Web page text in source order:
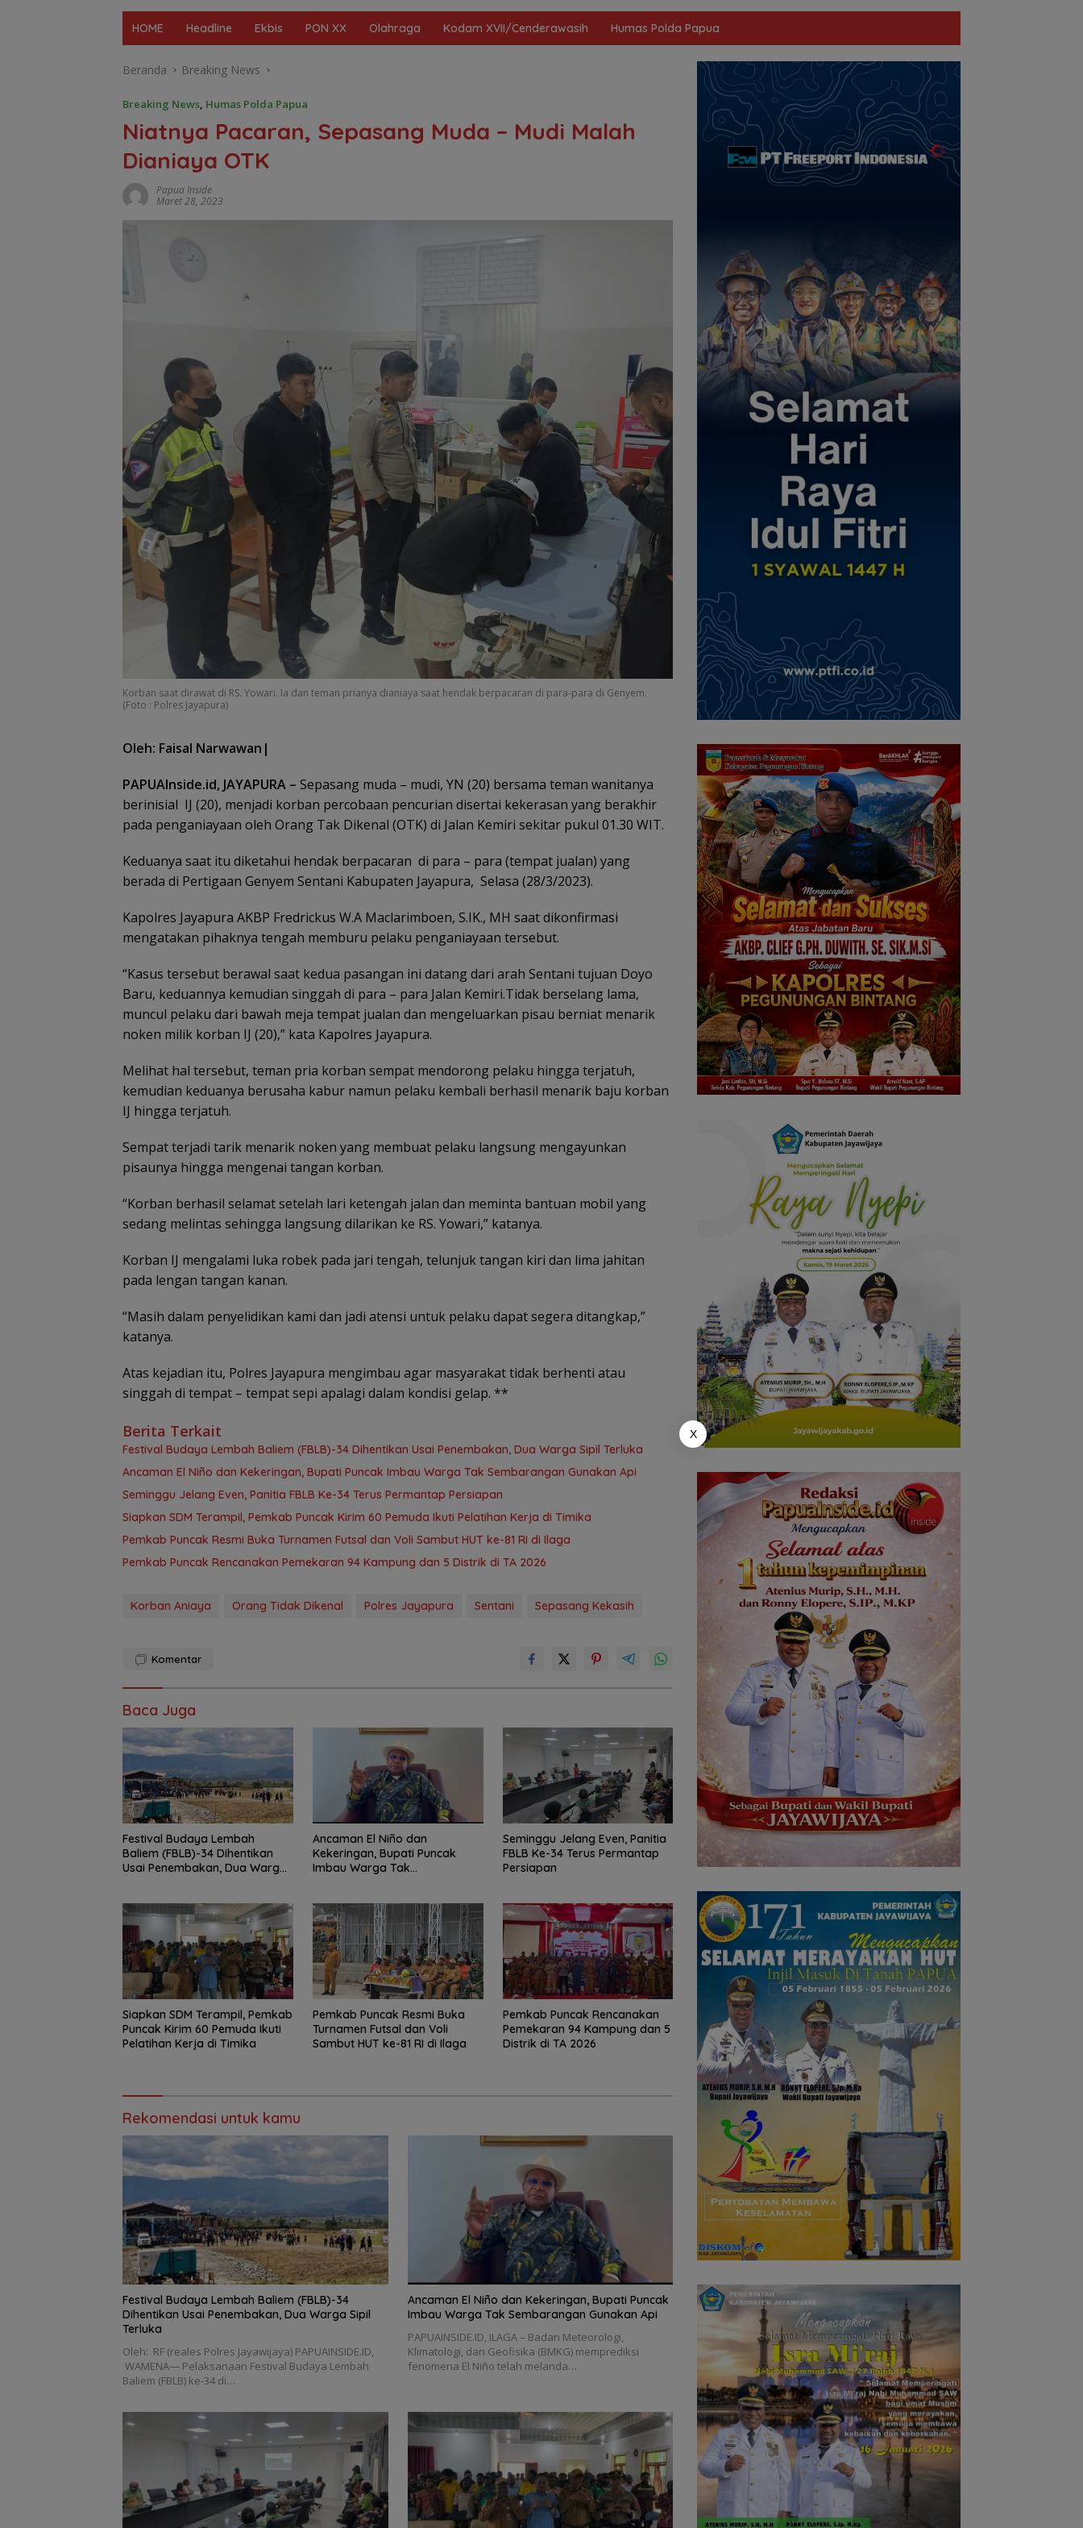
HOME Headline Ekbis PON XX Olahraga Kodam XVII/Cenderawasih Humas Polda Papua
Beranda Breaking News
Breaking News, Humas Polda Papua
Niatnya Pacaran, Sepasang Muda – Mudi Malah
Dianiaya OTK
Papua Inside
Maret 28, 2023
Korban saat dirawat di RS. Yowari. Ia dan teman prianya dianiaya saat hendak berpacaran di para-para di Genyem.
(Foto : Polres Jayapura)
Oleh: Faisal Narwawan|
PAPUAInside.id, JAYAPURA – Sepasang muda – mudi, YN (20) bersama teman wanitanya
berinisial IJ (20), menjadi korban percobaan pencurian disertai kekerasan yang berakhir
pada penganiayaan oleh Orang Tak Dikenal (OTK) di Jalan Kemiri sekitar pukul 01.30 WIT.
Keduanya saat itu diketahui hendak berpacaran di para – para (tempat jualan) yang
berada di Pertigaan Genyem Sentani Kabupaten Jayapura, Selasa (28/3/2023).
Kapolres Jayapura AKBP Fredrickus W.A Maclarimboen, S.IK., MH saat dikonfirmasi
mengatakan pihaknya tengah memburu pelaku penganiayaan tersebut.
“Kasus tersebut berawal saat kedua pasangan ini datang dari arah Sentani tujuan Doyo
Baru, keduannya kemudian singgah di para – para Jalan Kemiri.Tidak berselang lama,
muncul pelaku dari bawah meja tempat jualan dan mengeluarkan pisau berniat menarik
noken milik korban IJ (20),” kata Kapolres Jayapura.
Melihat hal tersebut, teman pria korban sempat mendorong pelaku hingga terjatuh,
kemudian keduanya berusaha kabur namun pelaku kembali berhasil menarik baju korban
IJ hingga terjatuh.
Sempat terjadi tarik menarik noken yang membuat pelaku langsung mengayunkan
pisaunya hingga mengenai tangan korban.
“Korban berhasil selamat setelah lari ketengah jalan dan meminta bantuan mobil yang
sedang melintas sehingga langsung dilarikan ke RS. Yowari,” katanya.
Korban IJ mengalami luka robek pada jari tengah, telunjuk tangan kiri dan lima jahitan
pada lengan tangan kanan.
“Masih dalam penyelidikan kami dan jadi atensi untuk pelaku dapat segera ditangkap,”
katanya.
Atas kejadian itu, Polres Jayapura mengimbau agar masyarakat tidak berhenti atau
singgah di tempat – tempat sepi apalagi dalam kondisi gelap. **
Berita Terkait
Festival Budaya Lembah Baliem (FBLB)-34 Dihentikan Usai Penembakan, Dua Warga Sipil Terluka
Ancaman El Niño dan Kekeringan, Bupati Puncak Imbau Warga Tak Sembarangan Gunakan Api
Seminggu Jelang Even, Panitia FBLB Ke-34 Terus Permantap Persiapan
Siapkan SDM Terampil, Pemkab Puncak Kirim 60 Pemuda Ikuti Pelatihan Kerja di Timika
Pemkab Puncak Resmi Buka Turnamen Futsal dan Voli Sambut HUT ke-81 RI di Ilaga
Pemkab Puncak Rencanakan Pemekaran 94 Kampung dan 5 Distrik di TA 2026
Korban Aniaya Orang Tidak Dikenal Polres Jayapura Sentani Sepasang Kekasih
Komentar
Baca Juga
Festival Budaya Lembah
Baliem (FBLB)-34 Dihentikan
Usai Penembakan, Dua Warga
Ancaman El Niño dan
Kekeringan, Bupati Puncak
Imbau Warga Tak
Seminggu Jelang Even, Panitia
FBLB Ke-34 Terus Permantap
Persiapan
Siapkan SDM Terampil, Pemkab
Puncak Kirim 60 Pemuda Ikuti
Pelatihan Kerja di Timika
Pemkab Puncak Resmi Buka
Turnamen Futsal dan Voli
Sambut HUT ke-81 RI di Ilaga
Pemkab Puncak Rencanakan
Pemekaran 94 Kampung dan 5
Distrik di TA 2026
Rekomendasi untuk kamu
Festival Budaya Lembah Baliem (FBLB)-34
Dihentikan Usai Penembakan, Dua Warga Sipil
Terluka
Oleh: RF (reales Polres Jayawijaya) PAPUAINSIDE.ID,
WAMENA— Pelaksanaan Festival Budaya Lembah
Baliem (FBLB) ke-34 di…
Ancaman El Niño dan Kekeringan, Bupati Puncak
Imbau Warga Tak Sembarangan Gunakan Api
PAPUAINSIDE.ID, ILAGA – Badan Meteorologi,
Klimatologi, dan Geofisika (BMKG) memprediksi
fenomena El Niño telah melanda…
X